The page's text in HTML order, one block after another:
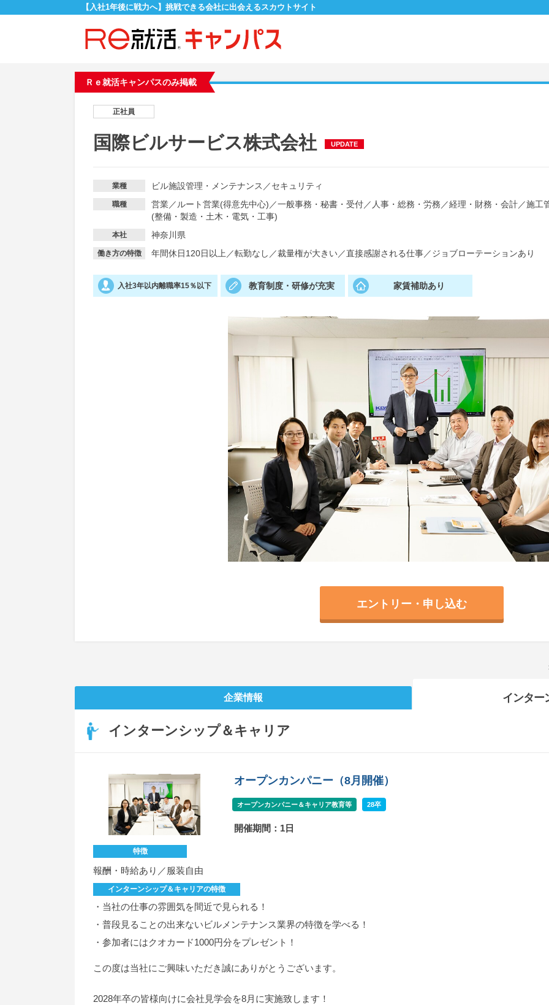
【入社1年後に戦力へ】挑戦できる会社に出会えるスカウトサイト
Ｒｅ就活キャンパスのみ掲載
正社員
国際ビルサービス株式会社 UPDATE
業種 ビル施設管理・メンテナンス ／セキュリティ
職種 営業／ ルート営業(得意先中心) ／一般事務・秘書・受付／ 人事・総務・労務 ／経理・財務・会計／施工
(整備・製造・土木・電気・工事)
本社 神奈川県
働き方の特徴 年間休日120日以上 ／転勤なし ／裁量権が大きい／直接感謝される仕事／ジョブローテーションあり
入社3年以内離職率15％以下 教育制度・研修が充実 家賃補助あり
エントリー・申し込む
企業情報 インター
インターンシップ＆キャリア
オープンカンパニー（8月開催）
オープンカンパニー＆キャリア教育等 28卒
開催期間：1日
特徴
報酬・時給あり／服装自由
インターンシップ＆キャリアの特徴
・当社の仕事の雰囲気を間近で見られる！
・普段見ることの出来ないビルメンテナンス業界の特徴を学べる！
・参加者にはクオカード1000円分をプレゼント！
この度は当社にご興味いただき誠にありがとうございます。
2028年卒の皆様向けに会社見学会を8月に実施致します！